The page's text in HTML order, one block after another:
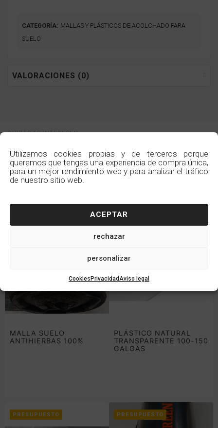
Utilizamos cookies propias y de terceros porque
queremos que tengas una experiencia de compra única,
para un mejor rendimiento web y para analizar el tráfico
de nuestro sitio web.
ACEPTAR
rechazar
personalizar
CookiesPrivacidad Aviso legal
CATEGORÍA: MALLAS Y PLÁSTICOS DE ACOLCHADO PARA
SUELO
VALORACIONES (0)
QUIZÁS TE INTERESEN
ESTOS PRODUCTOS SIMILARES
MALLA SUELO
ANTIHIERBAS 100%
PLÁSTICO NATURAL
TRANSPARENTE 100-150
GALGAS
PRESUPUESTO PRESUPUESTO